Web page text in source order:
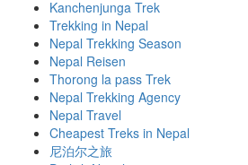
Kanchenjunga Trek
Trekking in Nepal
Nepal Trekking Season
Nepal Reisen
Thorong la pass Trek
Nepal Trekking Agency
Nepal Travel
Cheapest Treks in Nepal
尼泊尔之旅